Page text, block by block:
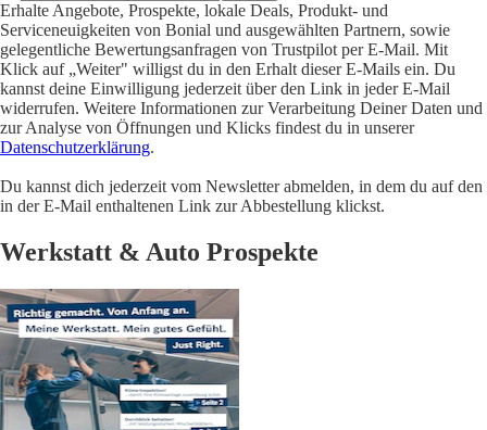
Erhalte Angebote, Prospekte, lokale Deals, Produkt- und
Serviceneuigkeiten von Bonial und ausgewählten Partnern, sowie
gelegentliche Bewertungsanfragen von Trustpilot per E-Mail. Mit
Klick auf „Weiter" willigst du in den Erhalt dieser E-Mails ein. Du
kannst deine Einwilligung jederzeit über den Link in jeder E-Mail
widerrufen. Weitere Informationen zur Verarbeitung Deiner Daten und
zur Analyse von Öffnungen und Klicks findest du in unserer
Datenschutzerklärung.
Du kannst dich jederzeit vom Newsletter abmelden, in dem du auf den
in der E-Mail enthaltenen Link zur Abbestellung klickst.
Werkstatt & Auto Prospekte